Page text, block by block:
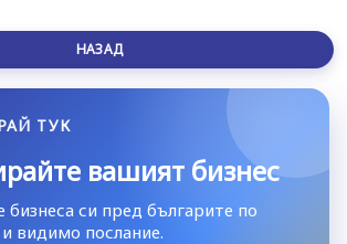
НАЗАД
ТУК
вашият бизнес
бизнеса си пред българите по
видимо послание.